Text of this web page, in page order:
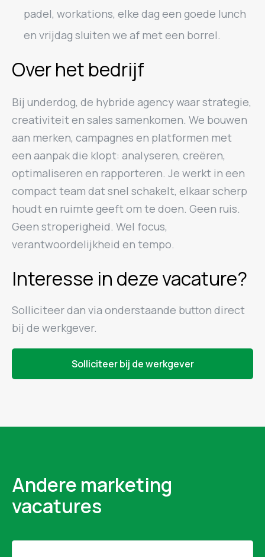
padel, workations, elke dag een goede lunch
en vrijdag sluiten we af met een borrel.
Over het bedrijf
Bij underdog, de hybride agency waar strategie,
creativiteit en sales samenkomen. We bouwen
aan merken, campagnes en platformen met
een aanpak die klopt: analyseren, creëren,
optimaliseren en rapporteren. Je werkt in een
compact team dat snel schakelt, elkaar scherp
houdt en ruimte geeft om te doen. Geen ruis.
Geen stroperigheid. Wel focus,
verantwoordelijkheid en tempo.
Interesse in deze vacature?
Solliciteer dan via onderstaande button direct
bij de werkgever.
Solliciteer bij de werkgever
Andere marketing
vacatures